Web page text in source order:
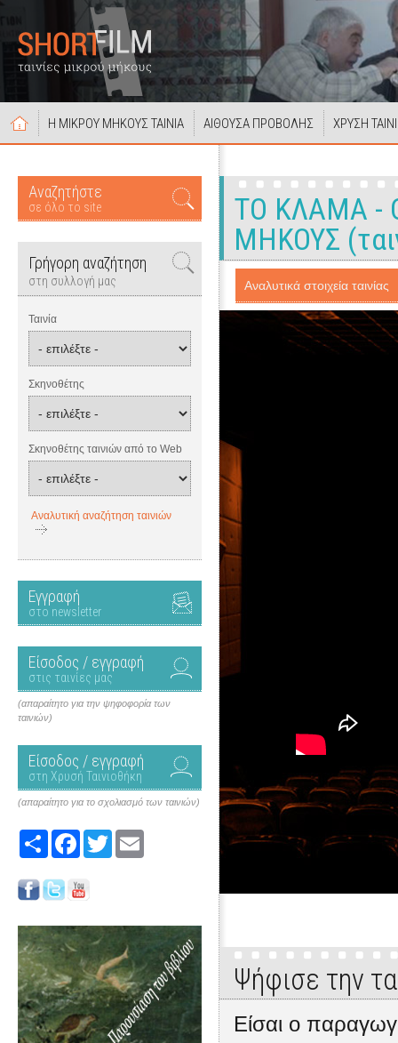
Η ΜΙΚΡΟΥ ΜΗΚΟΥΣ ΤΑΙΝΙΑ ΑΙΘΟΥΣΑ ΠΡΟΒΟΛΗΣ ΧΡΥΣΗ
Αναζητήστε
σε όλο το site
Γρήγορη αναζήτηση
στη συλλογή μας
Ταινία
Σκηνοθέτης
Σκηνοθέτης ταινιών από το Web
Αναλυτική αναζήτηση ταινιών
Εγγραφή
στο newsletter
Είσοδος / εγγραφή
στις ταινίες μας
(απαραίτητο για την ψηφοφορία των
ταινιών)
Είσοδος / εγγραφή
στη Χρυσή Ταινιοθήκη
(απαραίτητο για το σχολιασμό των ταινιών)
Share FacebookTwitter
ΤΟ ΚΛΑΜΑ -
ΜΗΚΟΥΣ
Αναλυτικά στοιχεία ταινίας
Ψήφισε την
Είσαι ο